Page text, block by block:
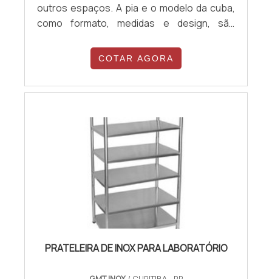
outros espaços. A pia e o modelo da cuba,
como formato, medidas e design, são
sendo este um diferencial muito importante
em pedidos sob medida. O aço inox usado
na fabricação de bancada inox ainda
como: Durável, bonito e resistente; Fácil de
limpar; Suporta contato com produtos
químicos variados sem .
COTAR AGORA
PRATELEIRA DE INOX PARA LABORATÓRIO